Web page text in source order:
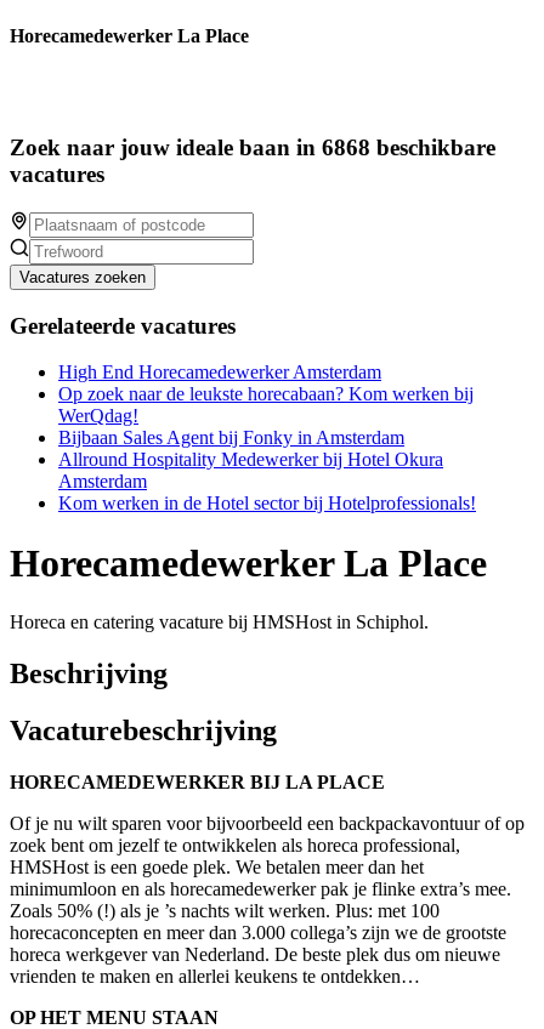
Horecamedewerker La Place
Zoek naar jouw ideale baan in 6868 beschikbare
vacatures
Vacatures zoeken
Gerelateerde vacatures
High End Horecamedewerker Amsterdam
Op zoek naar de leukste horecabaan? Kom werken bij
WerQdag!
Bijbaan Sales Agent bij Fonky in Amsterdam
Allround Hospitality Medewerker bij Hotel Okura
Amsterdam
Kom werken in de Hotel sector bij Hotelprofessionals!
Horecamedewerker La Place
Horeca en catering vacature bij HMSHost in Schiphol.
Beschrijving
Vacaturebeschrijving
HORECAMEDEWERKER BIJ LA PLACE
Of je nu wilt sparen voor bijvoorbeeld een backpackavontuur of op
zoek bent om jezelf te ontwikkelen als horeca professional,
HMSHost is een goede plek. We betalen meer dan het
minimumloon en als horecamedewerker pak je flinke extra’s mee.
Zoals 50% (!) als je ’s nachts wilt werken. Plus: met 100
horecaconcepten en meer dan 3.000 collega’s zijn we de grootste
horeca werkgever van Nederland. De beste plek dus om nieuwe
vrienden te maken en allerlei keukens te ontdekken…
OP HET MENU STAAN